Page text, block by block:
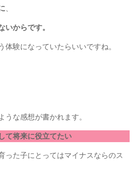
、
からです。
体験になっていたらいいですね。
な感想が書かれます。
て将来に役立てたい
った子にとってはマイナスならのス